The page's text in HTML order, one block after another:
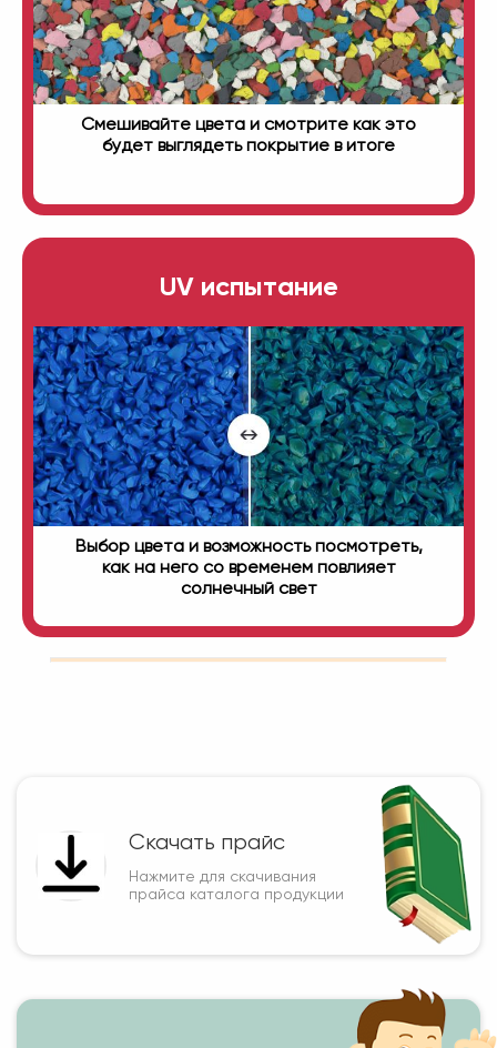
Смешивайте цвета и смотрите как это
будет выглядеть покрытие в итоге
UV испытание
Выбор цвета и возможность посмотреть,
как на него со временем повлияет
солнечный свет
Скачать прайс
Нажмите для скачивания
прайса каталога продукции